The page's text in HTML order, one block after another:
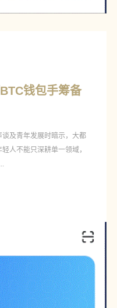
钱包手筹备
及青年发展时暗示，大都
人不能只深耕单一领域，